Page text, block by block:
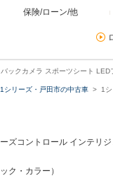
保険/ローン/他
クカメラ スポーツシート LED
1シリーズ・戸田市の中古車 1
コントロール インテリ
ク・カラー）